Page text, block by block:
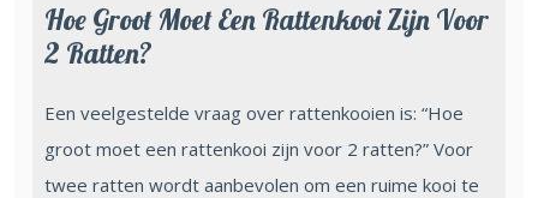
Hoe Groot Moet Een Rattenkooi Zijn Voor
2 Ratten?
Een veelgestelde vraag over rattenkooien is: “Hoe
groot moet een rattenkooi zijn voor 2 ratten?” Voor
twee ratten wordt aanbevolen om een ruime kooi te